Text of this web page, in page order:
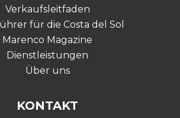
Verkaufsleitfaden
für die Costa del Sol
Marenco Magazine
Dienstleistungen
Über uns
KONTAKT